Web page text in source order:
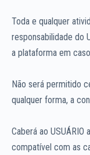
Toda e qualquer
responsabilidade do
a plataforma em
Não será permitido
qualquer forma, a
Caberá ao
compatível com as